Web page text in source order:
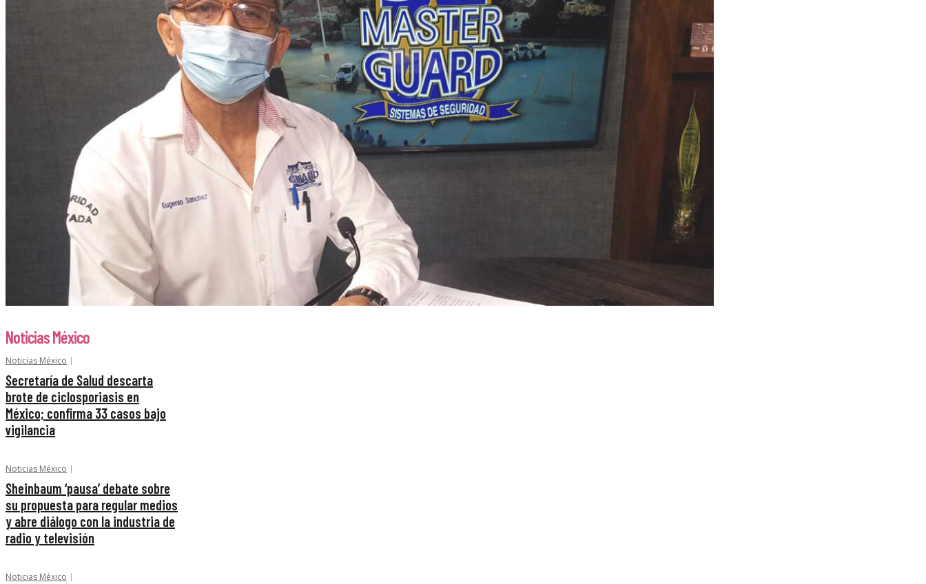
Noticias México
Noticias México
Secretaría de Salud descarta
brote de ciclosporiasis en
México; confirma 33 casos bajo
vigilancia
Noticias México
Sheinbaum ‘pausa’ debate sobre
su propuesta para regular medios
y abre diálogo con la industria de
radio y televisión
Noticias México